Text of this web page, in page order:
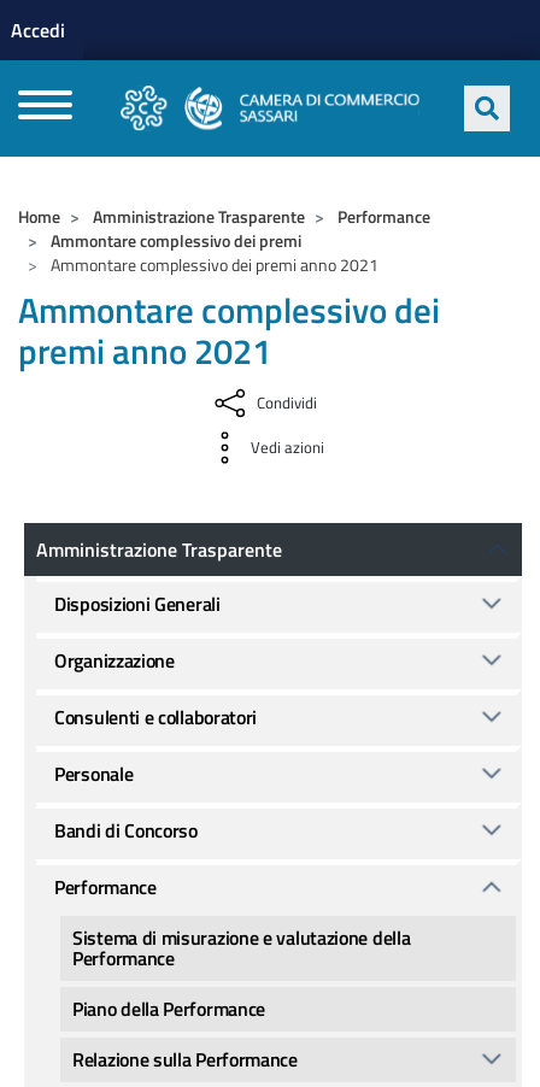
profilo utente
Accedi
Home Amministrazione Trasparente
Performance
Ammontare complessivo dei premi
Ammontare complessivo dei premi anno 2021
Ammontare complessivo dei
premi anno 2021
Condividi
Vedi azioni
Amministrazione Trasparente
Amministrazione Trasparente
Disposizioni Generali
Organizzazione
Consulenti e collaboratori
Personale
Bandi di Concorso
Performance
Sistema di misurazione e valutazione della
Performance
Piano della Performance
Relazione sulla Performance